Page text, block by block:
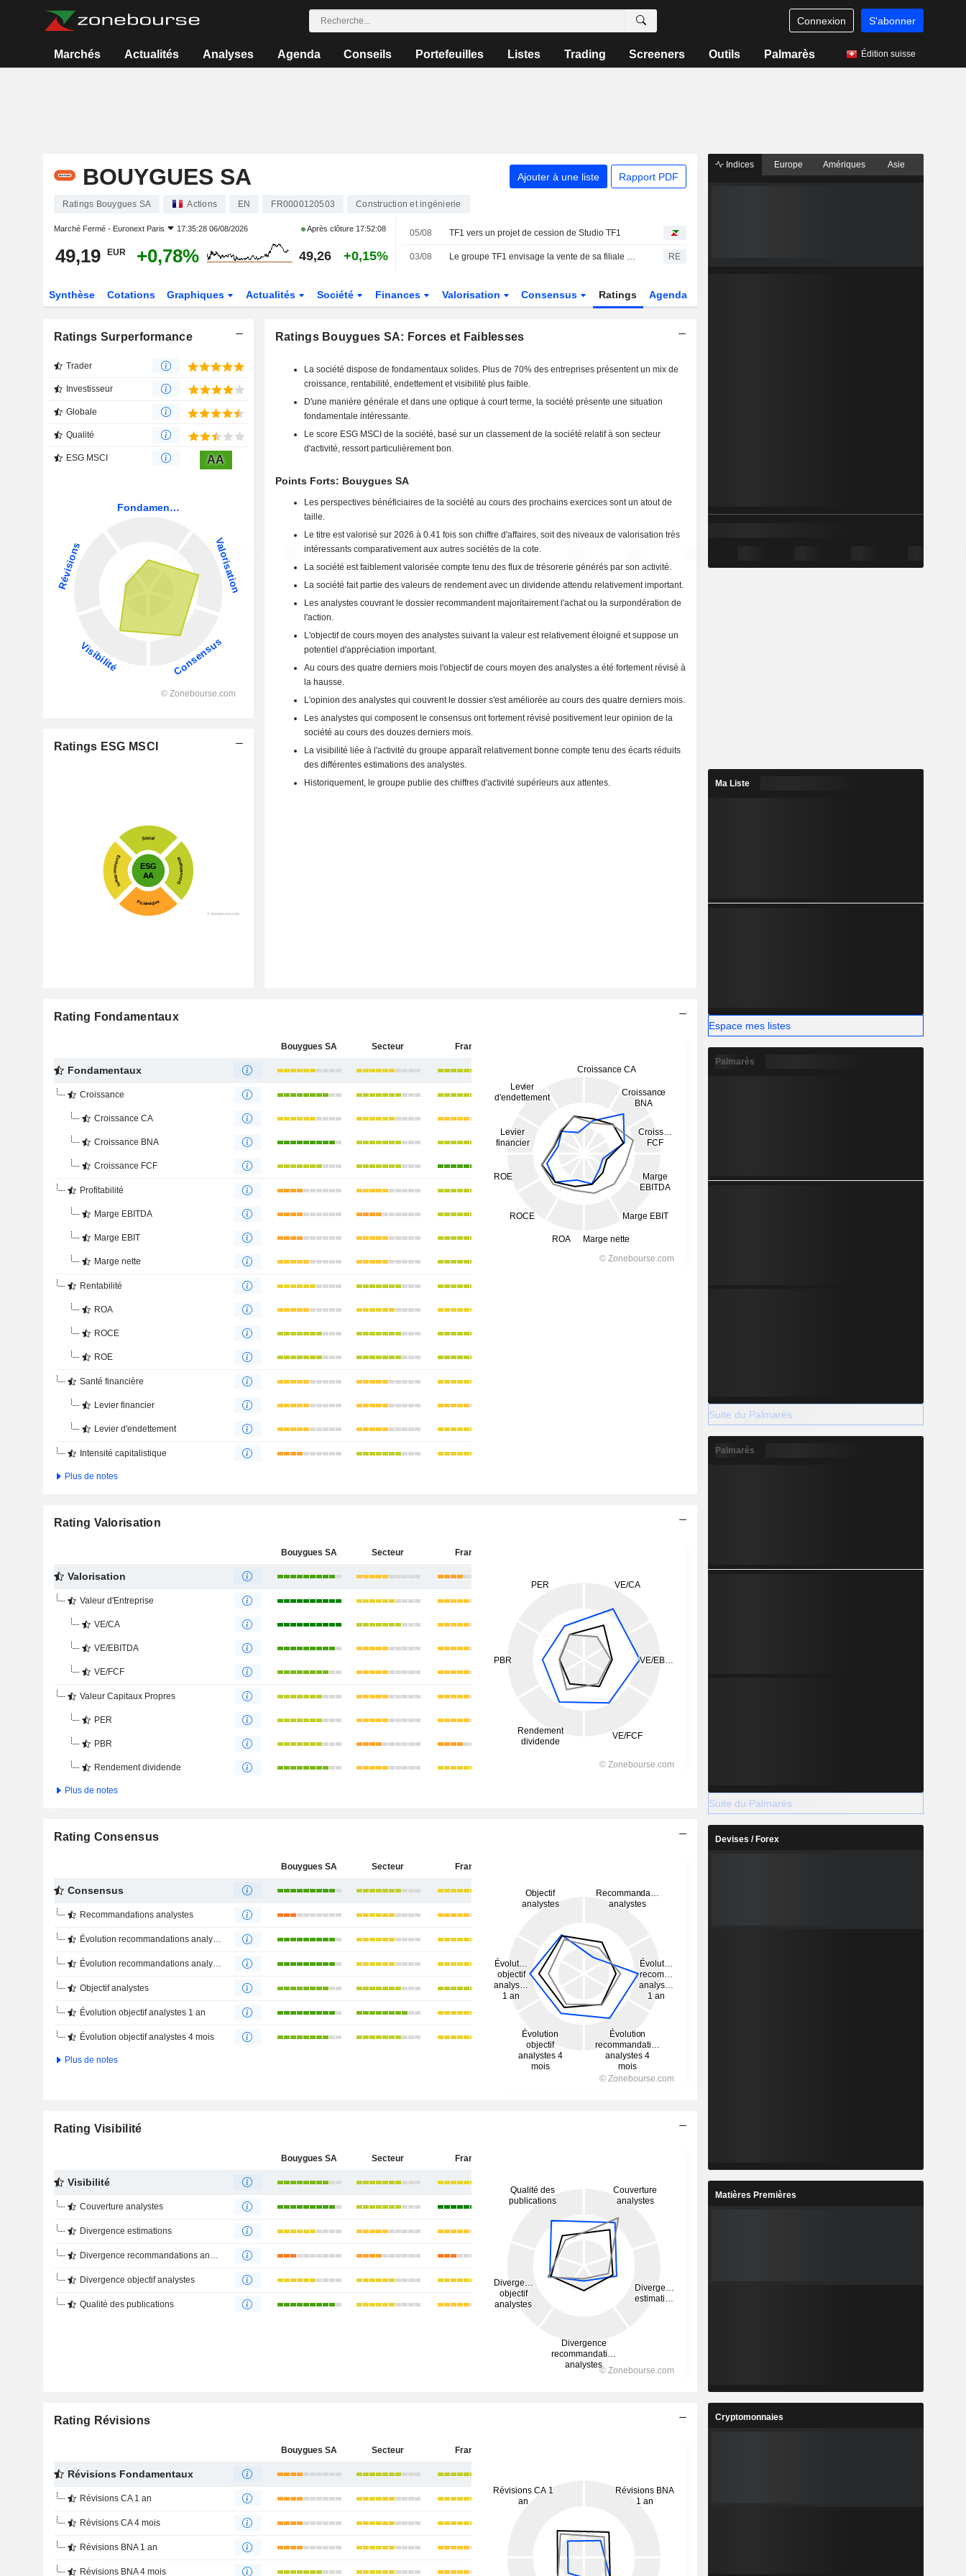
Connexion S'abonner
Marchés Actualités Analyses Agenda Conseils Portefeuilles Listes Trading Screeners Outils Palmarès Édition suisse
BOUYGUES SA Ajouter à une liste Rapport PDF
Ratings Bouygues SA Actions EN FR0000120503 Construction et ingénierie
Marché Fermé - Euronext Paris 17:35:28 06/08/2026 Après clôture 17:52:08
49,19 EUR +0,78% 49,26 +0,15%
05/08 TF1 vers un projet de cession de Studio TF1
03/08 Le groupe TF1 envisage la vente de sa filiale de production Studio TF1, selon des sources RE
Synthèse Cotations Graphiques Actualités Société Finances Valorisation Consensus Ratings Agenda
Ratings Surperformance
Trader
Investisseur
Globale
Qualité
ESG MSCI AA
Ratings ESG MSCI
Ratings Bouygues SA: Forces et Faiblesses
La société dispose de fondamentaux solides. Plus de 70% des entreprises présentent un mix de
croissance, rentabilité, endettement et visibilité plus faible.
D'une manière générale et dans une optique à court terme, la société présente une situation
fondamentale intéressante.
Le score ESG MSCI de la société, basé sur un classement de la société relatif à son secteur
d'activité, ressort particulièrement bon.
Points Forts: Bouygues SA
Les perspectives bénéficiaires de la société au cours des prochains exercices sont un atout de
taille.
Le titre est valorisé sur 2026 à 0.41 fois son chiffre d'affaires, soit des niveaux de valorisation très
intéressants comparativement aux autres sociétés de la cote.
La société est faiblement valorisée compte tenu des flux de trésorerie générés par son activité.
La société fait partie des valeurs de rendement avec un dividende attendu relativement important.
Les analystes couvrant le dossier recommandent majoritairement l'achat ou la surpondération de
l'action.
L'objectif de cours moyen des analystes suivant la valeur est relativement éloigné et suppose un
potentiel d'appréciation important.
Au cours des quatre derniers mois l'objectif de cours moyen des analystes a été fortement révisé à
la hausse.
L'opinion des analystes qui couvrent le dossier s'est améliorée au cours des quatre derniers mois.
Les analystes qui composent le consensus ont fortement révisé positivement leur opinion de la
société au cours des douzes derniers mois.
La visibilité liée à l'activité du groupe apparaît relativement bonne compte tenu des écarts réduits
des différentes estimations des analystes.
Historiquement, le groupe publie des chiffres d'activité supérieurs aux attentes.
Rating Fondamentaux
Bouygues SA Secteur France
Fondamentaux
Croissance
Croissance CA
Croissance BNA
Croissance FCF
Profitabilité
Marge EBITDA
Marge EBIT
Marge nette
Rentabilité
ROA
ROCE
ROE
Santé financière
Levier financier
Levier d'endettement
Intensité capitalistique
Plus de notes
Rating Valorisation
Bouygues SA Secteur France
Valorisation
Valeur d'Entreprise
VE/CA
VE/EBITDA
VE/FCF
Valeur Capitaux Propres
PER
PBR
Rendement dividende
Plus de notes
Rating Consensus
Bouygues SA Secteur France
Consensus
Recommandations analystes
Évolution recommandations analystes 1 an
Évolution recommandations analystes 4 mois
Objectif analystes
Évolution objectif analystes 1 an
Évolution objectif analystes 4 mois
Plus de notes
Rating Visibilité
Bouygues SA Secteur France
Visibilité
Couverture analystes
Divergence estimations
Divergence recommandations analystes
Divergence objectif analystes
Qualité des publications
Rating Révisions
Bouygues SA Secteur France
Révisions Fondamentaux
Révisions CA 1 an
Révisions CA 4 mois
Révisions BNA 1 an
Révisions BNA 4 mois
Indices Europe Amériques Asie
Ma Liste
Espace mes listes
Palmarès
Suite du Palmarès
Palmarès
Suite du Palmarès
Devises / Forex
Matières Premières
Cryptomonnaies